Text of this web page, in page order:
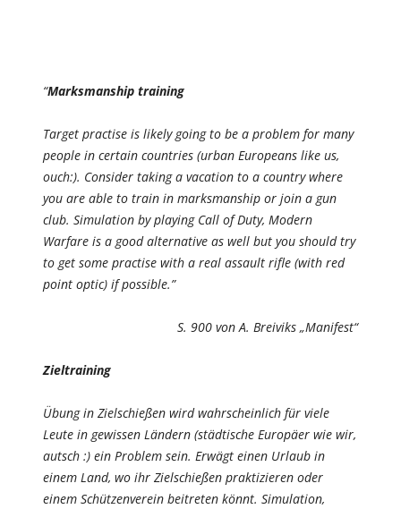
“Marksmanship training
Target practise is likely going to be a problem for many
people in certain countries (urban Europeans like us,
ouch:). Consider taking a vacation to a country where
you are able to train in marksmanship or join a gun
club. Simulation by playing Call of Duty, Modern
Warfare is a good alternative as well but you should try
to get some practise with a real assault rifle (with red
point optic) if possible.”
S. 900 von A. Breiviks „Manifest“
Zieltraining
Übung in Zielschießen wird wahrscheinlich für viele
Leute in gewissen Ländern (städtische Europäer wie wir,
autsch :) ein Problem sein. Erwägt einen Urlaub in
einem Land, wo ihr Zielschießen praktizieren oder
einem Schützenverein beitreten könnt. Simulation,